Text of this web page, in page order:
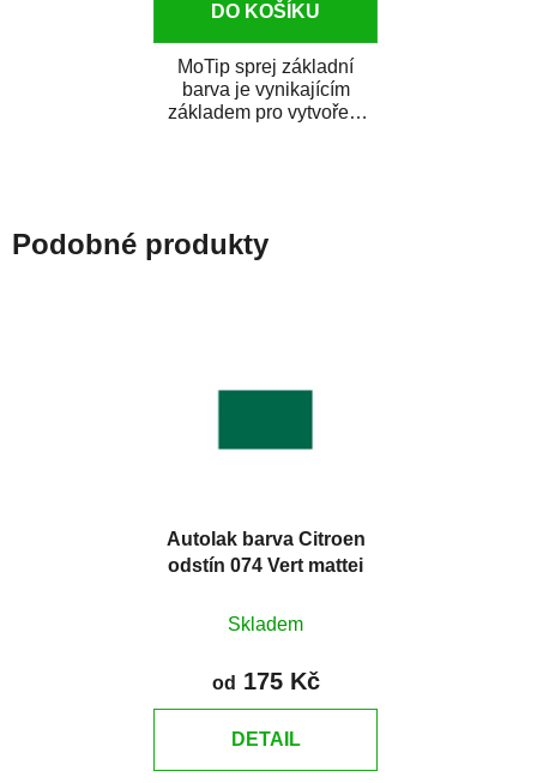
DO KOŠÍKU
MoTip sprej základní
barva je vynikajícím
základem pro vytvoření
Podobné produkty
Autolak barva Citroen
odstín 074 Vert mattei
Skladem
od 175 Kč
DETAIL